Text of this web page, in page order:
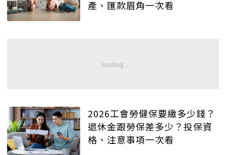
產、匯款眉角一次看
2026工會勞健保要繳多少錢？
退休金跟勞保差多少？投保資
格、注意事項一次看